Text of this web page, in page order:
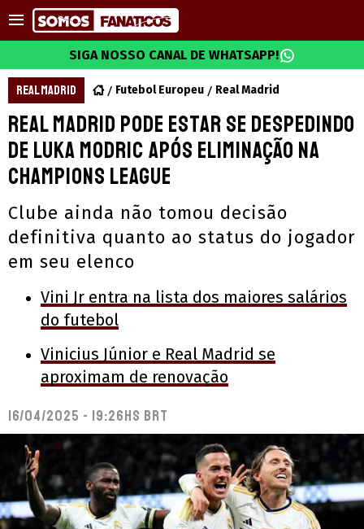
SIGA NOSSO CANAL DE WHATSAPP!
REAL MADRID Futebol Europeu Real Madrid
Real Madrid pode estar se despedindo
de Luka Modric após eliminação na
Champions League
Clube ainda não tomou decisão
definitiva quanto ao status do jogador
em seu elenco
Vini Jr entra na lista dos maiores salários
do futebol
Vinicius Júnior e Real Madrid se
aproximam de renovação
16/04/2025 - 19:26hs BRT